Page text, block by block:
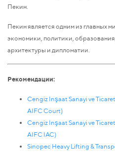
Пекин.
Пекин является одним из главных
экономики, политики,
архитектуры и дипломатии.
Рекомендации:
Сengiz Inşaat Sanayi ve
AIFC Court)
Сengiz Inşaat Sanayi ve
AIFC IAC)
Sinopec Heavy Lifting &